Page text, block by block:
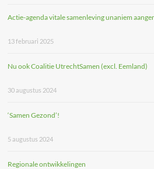
Actie-agenda vitale samenleving unaniem
13 februari 2025
Nu ook Coalitie UtrechtSamen (excl. Eemland)
30 augustus 2024
‘Samen Gezond’!
5 augustus 2024
Regionale ontwikkelingen